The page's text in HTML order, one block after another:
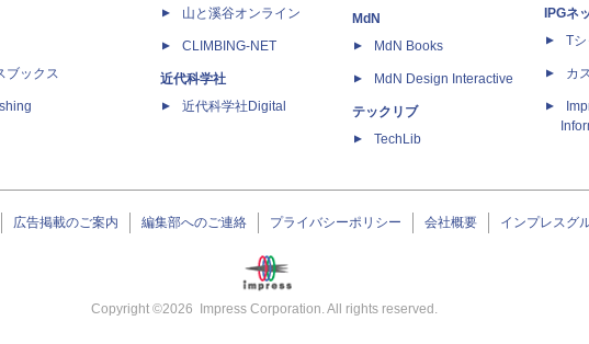
ブックス
山と溪谷オンライン
CLIMBING-NET
近代科学社
近代科学社Digital
MdN
MdN Books
MdN Design Interactive
テックリブ
TechLib
IPGネ
T
カ
広告掲載のご案内 編集部へのご連絡 プライバシーポリシー 会社概要 インプレスグ
Copyright ©2026 Impress Corporation. All rights reserved.